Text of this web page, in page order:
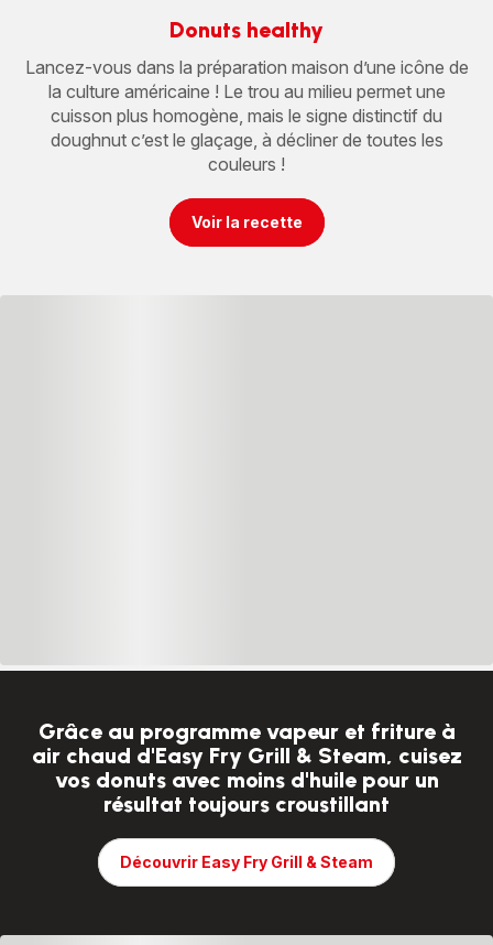
Donuts healthy
Lancez-vous dans la préparation maison d’une icône de
la culture américaine ! Le trou au milieu permet une
cuisson plus homogène, mais le signe distinctif du
doughnut c’est le glaçage, à décliner de toutes les
couleurs !
Voir la recette
Grâce au programme vapeur et friture à
air chaud d'Easy Fry Grill & Steam, cuisez
vos donuts avec moins d'huile pour un
résultat toujours croustillant
Découvrir Easy Fry Grill & Steam